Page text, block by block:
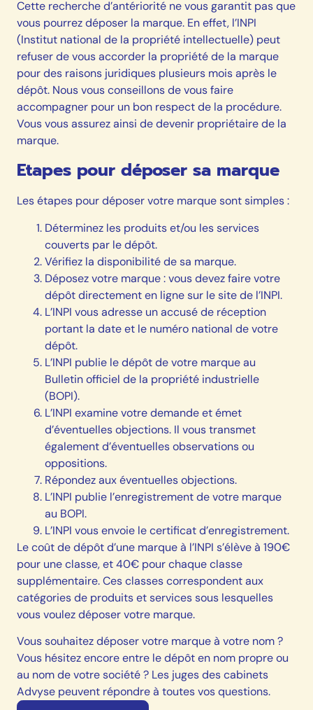
Cette recherche d’antériorité ne vous garantit pas que
vous pourrez déposer la marque. En effet, l’INPI
(Institut national de la propriété intellectuelle) peut
refuser de vous accorder la propriété de la marque
pour des raisons juridiques plusieurs mois après le
dépôt. Nous vous conseillons de vous faire
accompagner pour un bon respect de la procédure.
Vous vous assurez ainsi de devenir propriétaire de la
marque.
Etapes pour déposer sa marque
Les étapes pour déposer votre marque sont simples :
Déterminez les produits et/ou les services
couverts par le dépôt.
Vérifiez la disponibilité de sa marque.
Déposez votre marque : vous devez faire votre
dépôt directementen lignesur le site de l’INPI.
L’INPI vous adresse un accusé de réception
portant la date et le numéro national de votre
dépôt.
L’INPI publie le dépôt de votre marque au
Bulletin officiel de la propriété industrielle
(BOPI).
L’INPI examine votre demande et émet
d’éventuelles objections. Il vous transmet
également d’éventuelles observations ou
oppositions.
Répondez aux éventuelles objections.
L’INPI publie l’enregistrement de votre marque
au BOPI.
L’INPI vous envoie le certificat d’enregistrement.
Le coût de dépôt d’une marque à l’INPI s’élève à 190€
pour une classe, et 40€ pour chaque classe
supplémentaire. Ces classes correspondent aux
catégories de produits et services sous lesquelles
vous voulez déposer votre marque.
Vous souhaitez déposer votre marque à votre nom ?
Vous hésitez encore entre le dépôt en nom propre ou
au nom de votre société ? Les juges des cabinets
Advyse peuvent répondre à toutes vos questions.